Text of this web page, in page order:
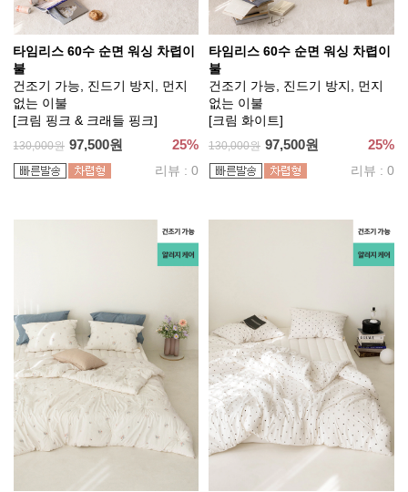
타임리스 60수 순면 워싱 차렵이
불
건조기 가능, 진드기 방지, 먼지
없는 이불
[크림 핑크 & 크래들 핑크]
130,000원 97,500원 25%
리뷰 : 0
타임리스 60수 순면 워싱 차렵이
불
건조기 가능, 진드기 방지, 먼지
없는 이불
[크림 화이트]
130,000원 97,500원 25%
리뷰 : 0